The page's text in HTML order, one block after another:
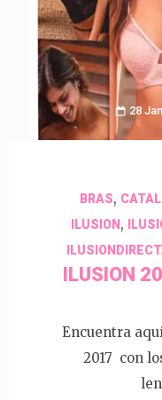
28
BRAS,
ILUSION,
ILUSION
Encuentra
2017 con